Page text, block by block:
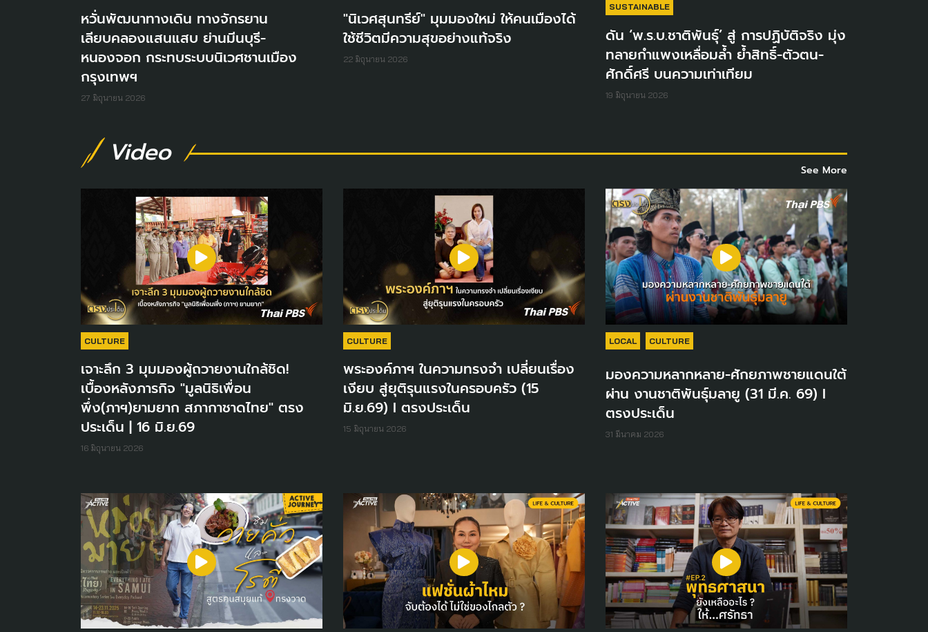
หวั่นพัฒนาทางเดิน ทางจักรยาน
เลียบคลองแสนแสบ ย่านมีนบุรี-
หนองจอก กระทบระบบนิเวศชานเมือง
กรุงเทพฯ
27 มิถุนายน 2026
"นิเวศสุนทรีย์" มุมมองใหม่ ให้คนเมืองได้
ใช้ชีวิตมีความสุขอย่างแท้จริง
22 มิถุนายน 2026
SUSTAINABLE
ดัน ‘พ.ร.บ.ชาติพันธุ์’ สู่ การปฏิบัติจริง มุ่ง
ทลายกำแพงเหลื่อมล้ำ ย้ำสิทธิ์-ตัวตน-
ศักดิ์ศรี บนความเท่าเทียม
19 มิถุนายน 2026
Video
See More
CULTURE
เจาะลึก 3 มุมมองผู้ถวายงานใกล้ชิด!
เบื้องหลังภารกิจ "มูลนิธิเพื่อน
พึ่ง(ภาฯ)ยามยาก สภากาชาดไทย" ตรง
ประเด็น | 16 มิ.ย.69
16 มิถุนายน 2026
CULTURE
พระองค์ภาฯ ในความทรงจำ เปลี่ยนเรื่อง
เงียบ สู่ยุติรุนแรงในครอบครัว (15
มิ.ย.69) I ตรงประเด็น
15 มิถุนายน 2026
LOCAL CULTURE
มองความหลากหลาย-ศักยภาพชายแดนใต้
ผ่าน งานชาติพันธุ์มลายู (31 มี.ค. 69) I
ตรงประเด็น
31 มีนาคม 2026